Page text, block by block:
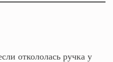
откололась ручка у